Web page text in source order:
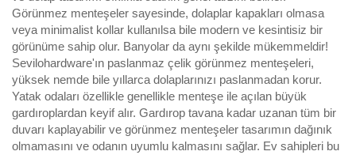
Görünmez menteşeler sayesinde, dolaplar kapakları olmasa
veya minimalist kollar kullanılsa bile modern ve kesintisiz bir
görünüme sahip olur. Banyolar da aynı şekilde mükemmeldir!
Sevilohardware'ın paslanmaz çelik görünmez menteşeleri,
yüksek nemde bile yıllarca dolaplarınızı paslanmadan korur.
Yatak odaları özellikle genellikle menteşe ile açılan büyük
gardıroplardan keyif alır. Gardırop tavana kadar uzanan tüm bir
duvarı kaplayabilir ve görünmez menteşeler tasarımın dağınık
olmamasını ve odanın uyumlu kalmasını sağlar. Ev sahipleri bu